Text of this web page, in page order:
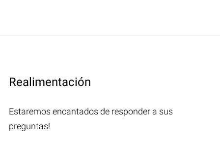
Realimentación
Estaremos encantados de responder a sus
preguntas!